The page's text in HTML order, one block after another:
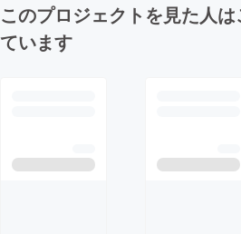
このプロジェクトを見た人
ています